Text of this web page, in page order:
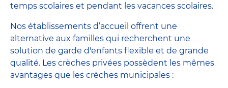
temps scolaires et pendant les vacances scolaires.
Nos établissements d’accueil offrent une
alternative aux familles qui recherchent une
solution de garde d'enfants flexible et de grande
qualité. Les crèches privées possèdent les mêmes
avantages que les crèches municipales :